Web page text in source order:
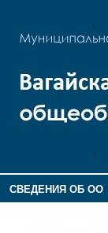
СВЕДЕНИЯ ОБ ОО